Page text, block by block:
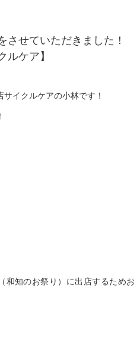
させていただきました！
ケア】
イクルケアの小林です！
知のお祭り）に出店するためお